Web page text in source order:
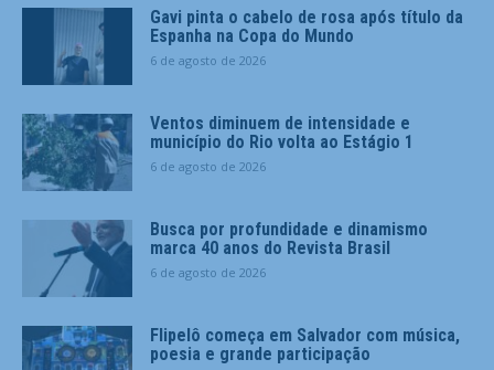
Gavi pinta o cabelo de rosa após título da
Espanha na Copa do Mundo
6 de agosto de 2026
Ventos diminuem de intensidade e
município do Rio volta ao Estágio 1
6 de agosto de 2026
Busca por profundidade e dinamismo
marca 40 anos do Revista Brasil
6 de agosto de 2026
Flipelô começa em Salvador com música,
poesia e grande participação